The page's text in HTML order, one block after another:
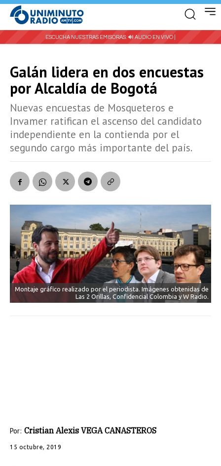
ESCUCHA NUESTRAS EMISORAS: 🔊 AUDIO EN VIVO |
Galán lidera en dos encuestas
por Alcaldía de Bogotá
Nuevas encuestas de Mosqueteros e
Invamer ratifican el ascenso del candidato
independiente en la contienda por el
segundo cargo más importante del país.
Montaje gráfico realizado por el periodista. Imágenes obtenidas de
Las 2 Orillas, Confidencial Colombia y W Radio.
Por: Cristian Alexis VEGA CANASTEROS
15 octubre, 2019